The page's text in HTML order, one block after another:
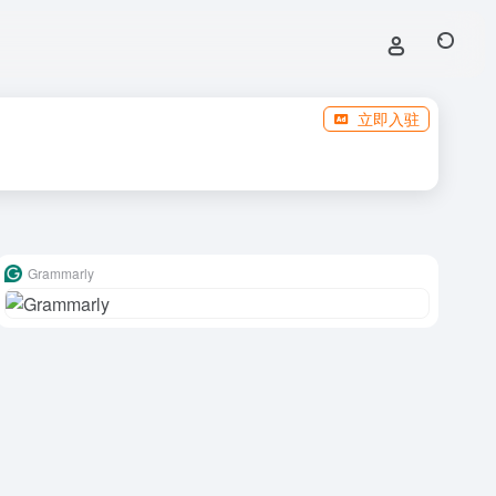
立即入驻
Grammarly